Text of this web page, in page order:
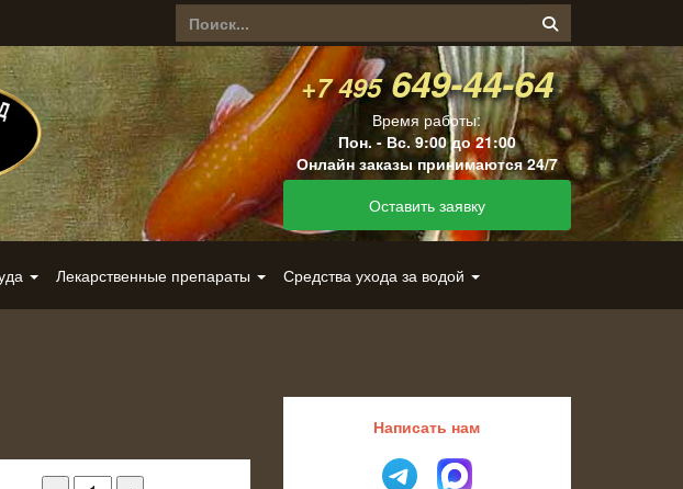
+7 495649-44-64
Время работы:
Пон. - Вс. 9:00 до 21:00
Онлайн заказы принимаются 24/7
Оставить заявку
Лекарственные препараты Средства ухода за водой
Написать нам